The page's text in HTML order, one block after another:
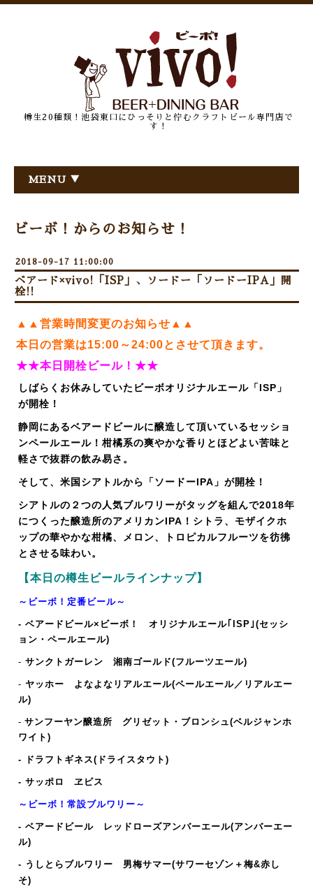
樽生20種類！池袋東口にひっそりと佇むクラフトビール専門店で
す！
MENU ▼
ビーボ！からのお知らせ！
2018-09-17 11:00:00
ベアード×vivo!「ISP」、ソードー「ソードーIPA」開
栓!!
▲▲営業時間変更のお知らせ▲▲
本日の営業は15:00～24:00とさせて頂きます。
★★本日開栓ビール！★★
しばらくお休みしていたビーボオリジナルエール「ISP」
が開栓！
静岡にあるベアードビールに醸造して頂いているセッショ
ンペールエール！柑橘系の爽やかな香りとほどよい苦味と
軽さで抜群の飲み易さ。
そして、米国シアトルから「ソードーIPA」が開栓！
シアトルの２つの人気ブルワリーがタッグを組んで2018年
につくった醸造所のアメリカンIPA！シトラ、モザイクホ
ップの華やかな柑橘、メロン、トロピカルフルーツを彷彿
とさせる味わい。
【本日の樽生ビールラインナップ】
～ビーボ！定番ビール～
- ベアードビール×ビーボ！ オリジナルエール｢ISP｣(セッシ
ョン・ペールエール)
- サンクトガーレン 湘南ゴールド(フルーツエール)
- ヤッホー よなよなリアルエール(ペールエール／リアルエー
ル)
- サンフーヤン醸造所 グリゼット・ブロンシュ(ベルジャンホ
ワイト)
- ドラフトギネス(ドライスタウト)
- サッポロ ヱビス
～ビーボ！常設ブルワリー～
- ベアードビール レッドローズアンバーエール(アンバーエー
ル)
- うしとらブルワリー 男梅サマー(サワーセゾン＋梅&赤し
そ)